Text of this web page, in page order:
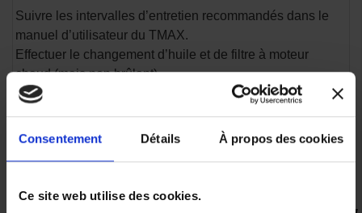
Consentement Détails À propos des cookies
Ce site web utilise des cookies.
Suivre les intervalles d’entretien recommandés dans le
manuel d’utilisateur du TMAX.
Effectuer le changement d’huile et de filtre à moteur
chaud (mais non brûlant).
Recycler l’huile usagée et les anciennes pièces dans un
Ce kit est idéal pour les propriétaires soucieux de